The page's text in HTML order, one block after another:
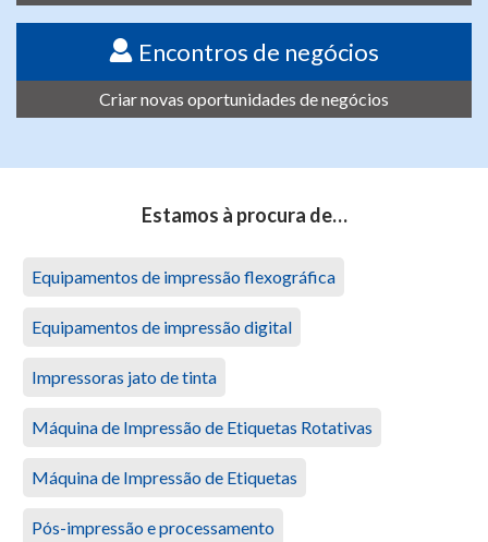
Encontros de negócios
Criar novas oportunidades de negócios
Estamos à procura de…
Equipamentos de impressão flexográfica
Equipamentos de impressão digital
Impressoras jato de tinta
Máquina de Impressão de Etiquetas Rotativas
Máquina de Impressão de Etiquetas
Pós-impressão e processamento